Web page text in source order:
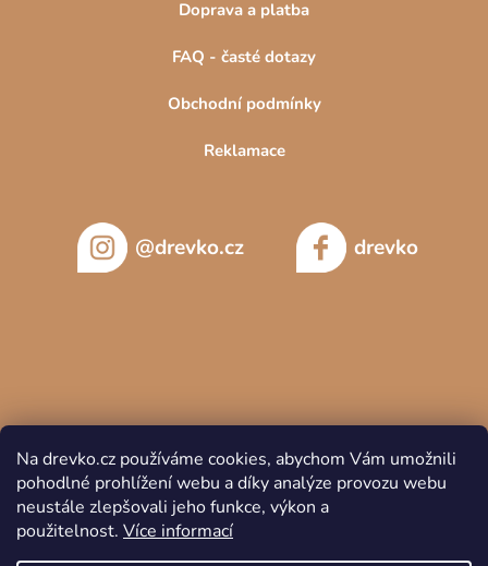
Na drevko.cz používáme cookies, abychom Vám umožnili
pohodlné prohlížení webu a díky analýze provozu webu
neustále zlepšovali jeho funkce, výkon a
použitelnost. Více informací
Doprava a platba
FAQ - časté dotazy
Obchodní podmínky
Reklamace
@drevko.cz drevko